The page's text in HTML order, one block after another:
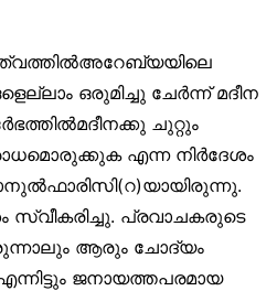
ഒരുമിച്ചു ചേര്‍ന്ന് മദീന
ചുറ്റും
എന്ന നിര്‍ദേശം
പ്രവാചകരുടെ
ആരും ചോദ്യം
ജനായത്തപരമായ